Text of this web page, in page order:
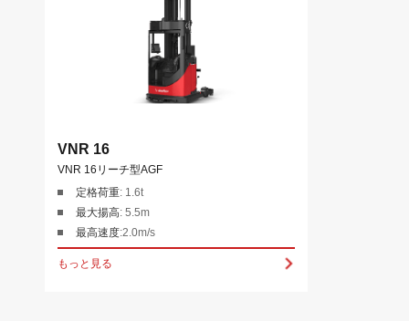
VNR 16
VNR 16リーチ型AGF
定格荷重: 1.6t
最大揚高: 5.5m
最高速度:2.0m/s
もっと見る